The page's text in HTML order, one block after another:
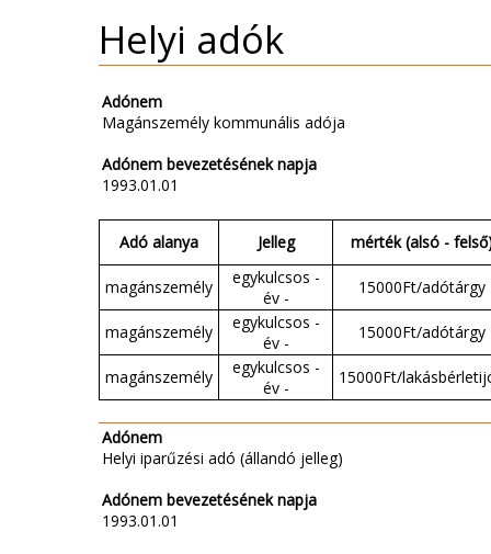
Helyi adók
Adónem
Magánszemély kommunális adója
Adónem bevezetésének napja
1993.01.01
Adó alanya Jelleg mérték (alsó -
magánszemély
egykulcsos -
év -
15000Ft/adótárgy
magánszemély
egykulcsos -
év -
15000Ft/adótárgy
magánszemély
egykulcsos -
év -
15000Ft/
Adónem
Helyi iparűzési adó (állandó jelleg)
Adónem bevezetésének napja
1993.01.01